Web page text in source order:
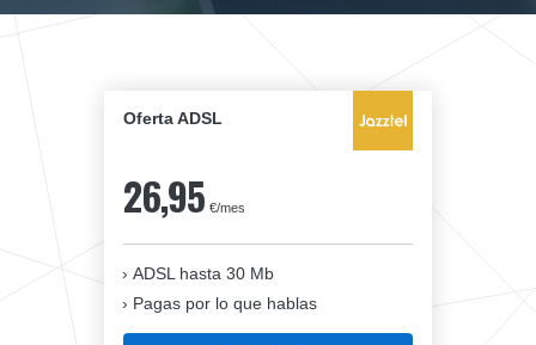
Oferta ADSL
26,95 €/mes
ADSL hasta 30 Mb
Pagas por lo que hablas